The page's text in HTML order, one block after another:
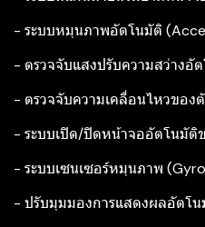
- ระบบหมุนภาพอัตโนมัติ
- ตรวจจับแสงปรับความสว่างอั
- ตรวจจับความเคลื่อนไหวของ
- ระบบเปิด/ปิดหน้าจออัตโนมั
- ระบบเซนเซอร์หมุนภาพ
- ปรับมุมมองการแสดงผลอัตโ